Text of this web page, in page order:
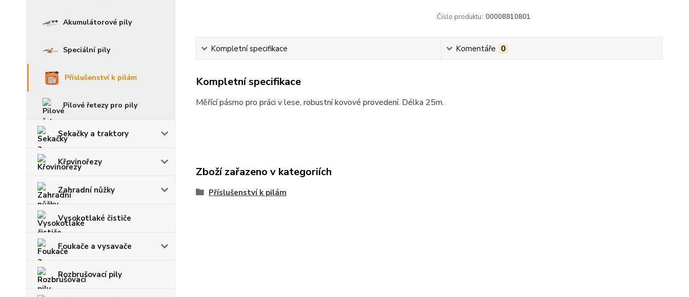
Akumulátorové pily
Speciální pily
Příslušenství k pilám
Pilové řetezy pro pily
Sekačky a traktory
Křovinořezy
Zahradní nůžky
Vysokotlaké čističe
Foukače a vysavače
Rozbrušovací pily
Číslo produktu: 00008810801
Kompletní specifikace Komentáře 0
Kompletní specifikace
Měřící pásmo pro práci v lese, robustní kovové provedení. Délka 25m.
Zboží zařazeno v kategoriích
Příslušenství k pilám